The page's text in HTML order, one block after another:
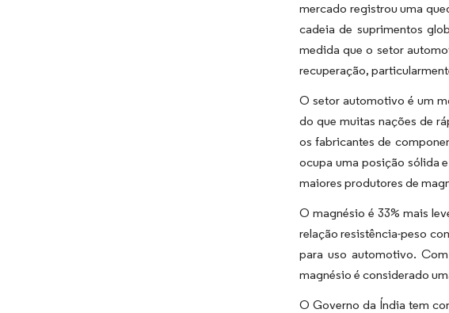
mercado registrou uma
cadeia de suprimentos
medida que o setor
recuperação,
O setor automotivo é um
do que muitas nações de
os fabricantes de
ocupa uma posição sólida
maiores produtores de
O magnésio é 33% mais
relação resistência-peso
para uso automotivo.
magnésio é considerado
O Governo da Índia tem